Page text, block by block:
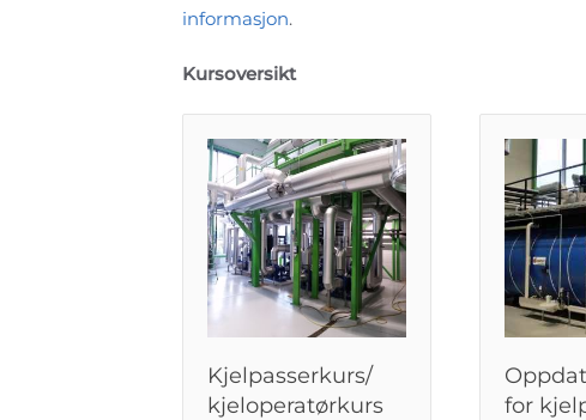
informasjon.
Kursoversikt
Kjelpasserkurs/
kjeloperatørkurs
for